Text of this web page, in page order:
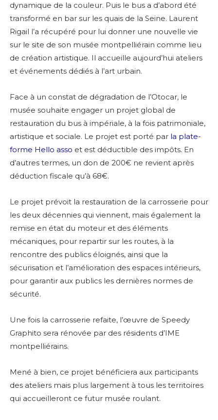
dynamique de la couleur. Puis le bus a d’abord été
transformé en bar sur les quais de la Seine. Laurent
Rigail l’a récupéré pour lui donner une nouvelle vie
sur le site de son musée montpelliérain comme lieu
de création artistique. Il accueille aujourd’hui ateliers
et événements dédiés à l’art urbain.
Face à un constat de dégradation de l’Otocar, le
musée souhaite engager un projet global de
restauration du bus à impériale, à la fois patrimoniale,
artistique et sociale. Le projet est porté par la plate-
forme Hello asso et est déductible des impôts. En
d’autres termes, un don de 200€ ne revient après
déduction fiscale qu’à 68€.
Le projet prévoit la restauration de la carrosserie pour
les deux décennies qui viennent, mais également la
remise en état du moteur et des éléments
mécaniques, pour repartir sur les routes, à la
rencontre des publics éloignés, ainsi que la
sécurisation et l’amélioration des espaces intérieurs,
pour garantir aux publics les dernières normes de
sécurité.
Une fois la carrosserie refaite, l’œuvre de Speedy
Graphito sera rénovée par des résidents d’IME
montpelliérains.
Mené à bien, ce projet bénéficiera aux participants
des ateliers mais plus largement à tous les territoires
qui accueilleront ce futur musée roulant.